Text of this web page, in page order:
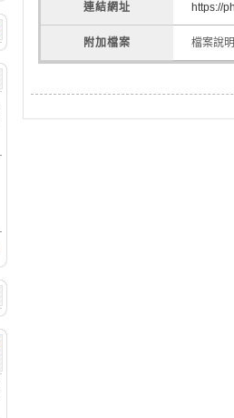
連結網址 https://
附加檔案 檔案說